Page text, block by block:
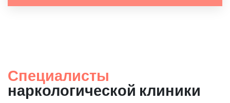
Специалисты
наркологической клиники